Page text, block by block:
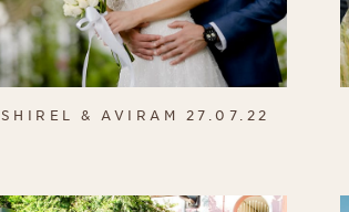
SHIREL & AVIRAM 27.07.22